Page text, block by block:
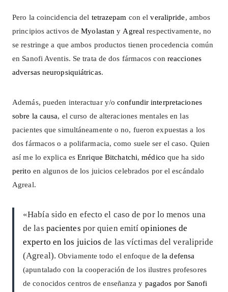
Pero la coincidencia del tetrazepam con elveralipride, ambos
principios activos deMyolastan y Agreal respectivamente, no
se restringe a que ambos productos tienen procedencia común
en Sanofi Aventis. Se trata de dos fármacos con reacciones
adversas neuropsiquiátricas.
Además, pueden interactuar y/oconfundir interpretaciones
sobre la causa, el curso de alteraciones mentales en las
pacientes que simultáneamente o no, fueron expuestas a los
dos fármacos o a polifarmacia, como suele ser el caso. Quien
así me lo explica esEnrique Bitchatchi,médico que ha sido
perito en algunos de los juicios celebrados por el escándalo
Agreal.
«Había sido en efecto el caso de por lo menos una
de las pacientes por quien emitíopiniones de
experto en los juicios de las víctimas del veralipride
(Agreal).Obviamente todo el enfoque dela defensa
(apuntalado con la cooperación de los ilustres profesores
de conocidos centros de enseñanza y pagados por Sanofi